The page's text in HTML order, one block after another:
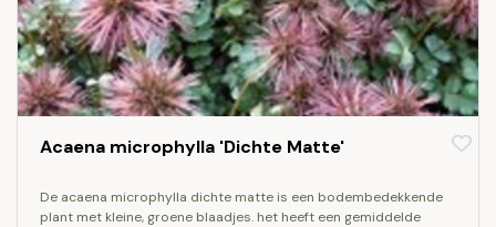
Acaena microphylla 'Dichte Matte'
de acaena microphylla dichte matte is een bodembedekkende
plant met kleine, groene blaadjes. het heeft een gemiddelde